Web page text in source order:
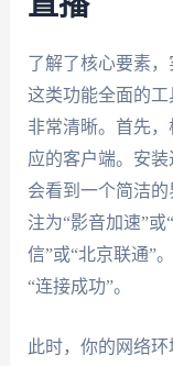
了解了核心要素
这类功能全面的
非常清晰。首先
应的客户端。安
会看到一个简洁
注为“影音加速”
信”或“北京联通”
“连接成功”。
此时，你的网络